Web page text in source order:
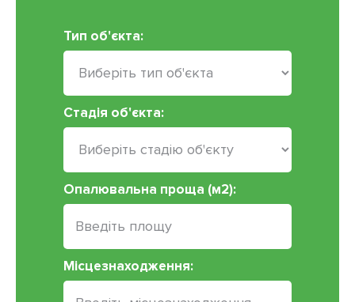
Тип об'єкта:
Стадія об'єкта:
Опалювальна проща (м2):
Місцезнаходження: